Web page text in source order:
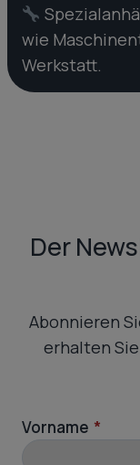
wie
Werkstatt.
Der
Abonnieren
erhalten
Vorname *